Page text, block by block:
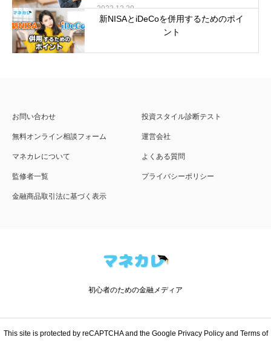
2023.12.29
新NISAとiDeCoを併用するためのポイ
ント
お問い合わせ 投資スタイル診断テスト
無料オンライン相談フォーム 運営会社
マネカレについて よくある質問
監修者一覧 プライバシーポリシー
金融商品取引法に基づく表示
初心者のための金融メディア
This site is protected by reCAPTCHA and the Google Privacy Policyand Terms of